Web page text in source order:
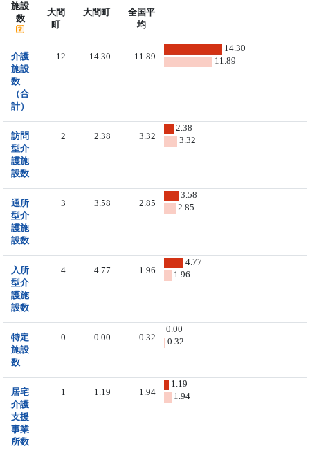
施設
数
大間
町
大間町
全国平
均
介護
施設
数
（合
計）
12 14.30 11.89
14.30
11.89
訪問
型介
護施
設数
2 2.38 3.32
2.38
3.32
通所
型介
護施
設数
3 3.58 2.85
3.58
2.85
入所
型介
護施
設数
4 4.77 1.96
4.77
1.96
特定
施設
数
0 0.00 0.32
0.00
0.32
居宅
介護
支援
事業
所数
1 1.19 1.94
1.19
1.94